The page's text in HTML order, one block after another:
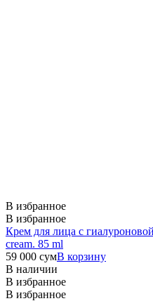
В избранное
В избранное
Крем для лица с
cream. 85 ml
59 000 сумВ корзину
В наличии
В избранное
В избранное